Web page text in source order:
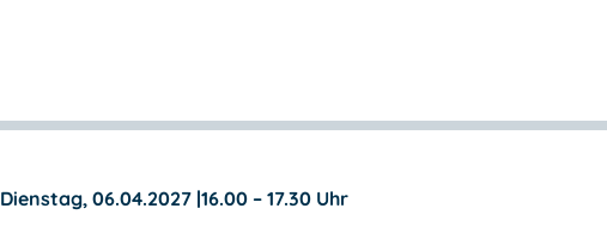
Dienstag, 06.04.2027 |16.00 – 17.30 Uhr